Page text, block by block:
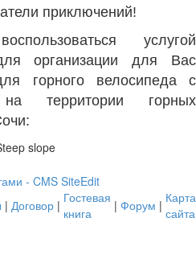
приключений!
услугой
организации для Вас
горного велосипеда с
территории горных
slope
| Договор | Гостевая
книга
| Форум | Карта
сайта